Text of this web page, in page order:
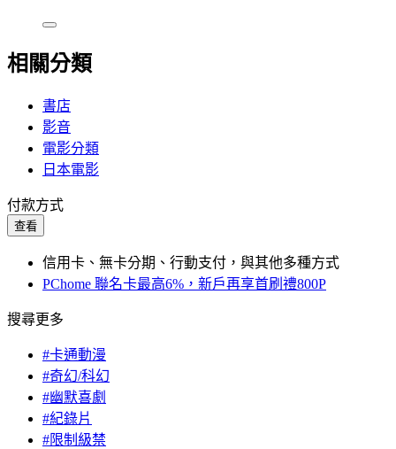
相關分類
書店
影音
電影分類
日本電影
付款方式
查看
信用卡、無卡分期、行動支付，與其他多種方式
PChome 聯名卡最高6%，新戶再享首刷禮800P
搜尋更多
#卡通動漫
#奇幻/科幻
#幽默喜劇
#紀錄片
#限制級禁